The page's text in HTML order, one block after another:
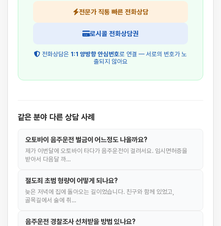
전문가 직통 빠른 전화상담
로시콜 전화상담권
전화상담은 1:1 양방향 안심번호로 연결 — 서로의 번호가 노
출되지 않아요
같은 분야 다른 상담 사례
오토바이 음주운전 벌금이 어느정도 나올까요?
제가 이번달에 오토바이 타다가 음주운전이 걸려서요. 임시면허증을
받아서 다음달 까…
절도죄 초범 형량이 어떻게 되나요?
늦은 저녁에 집에 돌아오는 길이었습니다. 친구와 함께 있었고,
골목길에서 술에 취…
음주운전 경찰조사 선처받을 방법 있나요?